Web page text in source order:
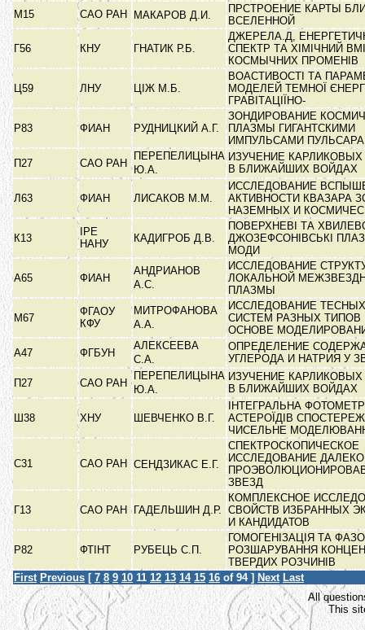
М15
САО РАН МАКАРОВ Д.И.
ПРСТРОЕНИЕ КАРТЫ
ВСЕЛЕННОЙ
Г56 КНУ ГНАТИК Р.Б.
ДЖЕРЕЛА.Д,
СПЕКТР ТА ХІМІЧНИЙ
КОСМЫЧНИХ ПРОМЕНІВ
Ц59 ЛНУ ЦІЖ М.Б.
ВОАСТИВОСТІ ТА
МОДЕЛЕЙ ТЕМНОЇ
ГРАВІТАЦІЇНО-
Р83 ФИАН РУДНИЦКИЙ А.Г.
ЗОНДИРОВАНИЕ
ПЛАЗМЫ ГИГАНТСКИМИ
ИМПУЛЬСАМИ
П27
САО РАН
ПЕРЕПЕЛИЦЫНА
Ю.А.
ИЗУЧЕНИЕ КАРЛИКОВЫХ
В БЛИЖАЙШИХ ВОЙДАХ
Л63 ФИАН ЛИСАКОВ М.М.
ИССЛЕДОВАНИЕ
АКТИВНОСТИ КВАЗАРА
НАЗЕМНЫХ И
К13
ІРЕ
НАНУ
КАДИГРОБ Д.В.
ПОВЕРХНЕВІ ТА
ДЖОЗЕФСОНІВСЬКІ
МОДИ
А65 ФИАН
АНДРИАНОВ
А.С.
ИССЛЕДОВАНИЕ
ЛОКАЛЬНОЙ
ПЛАЗМЫ
М67
ФГАОУ
КФУ
МИТРОФАНОВА
А.А.
ИССЛЕДОВАНИЕ
СИСТЕМ РАЗНЫХ ТИПОВ
ОСНОВЕ
А47
ФГБУН
АЛЕКСЕЕВА
С.А.
ОПРЕДЕЛЕНИЕ
УГЛЕРОДА И НАТРИЯ У
П27
САО РАН
ПЕРЕПЕЛИЦЫНА
Ю.А.
ИЗУЧЕНИЕ КАРЛИКОВЫХ
В БЛИЖАЙШИХ ВОЙДАХ
Ш38 ХНУ ШЕВЧЕНКО В.Г.
ІНТЕГРАЛЬНА
АСТЕРОЇДІВ
ЧИСЕЛЬНЕ
С31 САО РАН СЕНДЗИКАС Е.Г.
СПЕКТРОСКОПИЧЕСКОЕ
ИССЛЕДОВАНИЕ ДАЛЕКО
ЗВЕЗД
Г13 САО РАН ГАДЕЛЬШИН Д.Р.
КОМПЛЕКСНОЕ
СВОЙСТВ ИЗБРАННЫХ
И КАНДИДАТОВ
Р82 ФТІНТ РУБЕЦЬ С.П.
ГОМОГЕНІЗАЦІЯ ТА
РОЗШАРУВАННЯ
ТВЕРДИХ РОЗЧИНІВ
First Previous [ 7 8 9 10 11 12 13 14 15 16 of 94 ] Next Last
All
This